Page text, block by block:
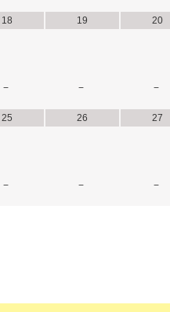
18
−
19
−
20
−
25
−
26
−
27
−